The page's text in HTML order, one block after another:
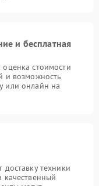
и бесплатная
оценка стоимости
и возможность
или онлайн на
техники
качественный